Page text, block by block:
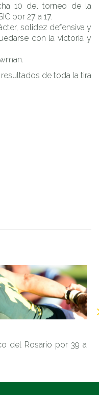
10 del torneo de la
por 27 a 17.
solidez defensiva y
con la victoria y
de toda la tira
del Rosario por 39 a